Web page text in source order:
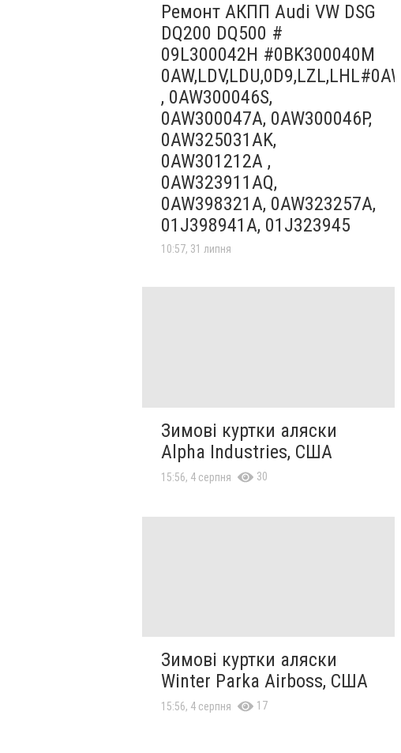
Ремонт АКПП Audi VW DSG
DQ200 DQ500 #
09L300042H #0BK300040M
, 0AW300046S,
0AW300047A, 0AW300046P,
0AW325031AK,
0AW301212A ,
0AW323911AQ,
0AW398321A, 0AW323257A,
01J398941A, 01J323945
10:57, 31 липня
Зимові куртки аляски
Alpha Industries, США
15:56, 4 серпня 30
Зимові куртки аляски
Winter Parka Airboss, США
15:56, 4 серпня 17